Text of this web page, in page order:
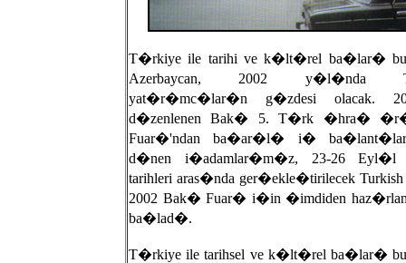
T�rkiye ile tarihi ve k�lt�rel ba�lar�
Azerbaycan, 2002 y�l�nda
yat�r�mc�lar�n g�zdesi olacak.
d�zenlenen Bak� 5. T�rk �hra�
Fuar�'ndan ba�ar�l� i�
d�nen i�adamlar�m�z, 23-26 Eyl�l
tarihleri aras�nda ger�ekle�tirilecek Turkish
2002 Bak� Fuar� i�in �imdiden
ba�lad�.
T�rkiye ile tarihsel ve k�lt�rel ba�lar�